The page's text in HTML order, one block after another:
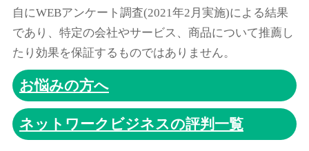
自にWEBアンケート調査(2021年2月実施)による結果
であり、特定の会社やサービス、商品について推薦し
たり効果を保証するものではありません。
お悩みの方へ
ネットワークビジネスの評判一覧